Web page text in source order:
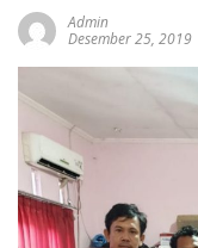
Admin
Desember 25, 2019